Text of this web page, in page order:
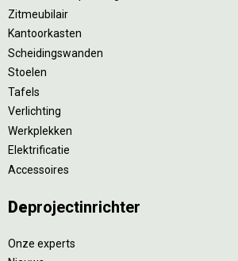
Zitmeubilair
Kantoorkasten
Scheidingswanden
Stoelen
Tafels
Verlichting
Werkplekken
Elektrificatie
Accessoires
Deprojectinrichter
Onze experts